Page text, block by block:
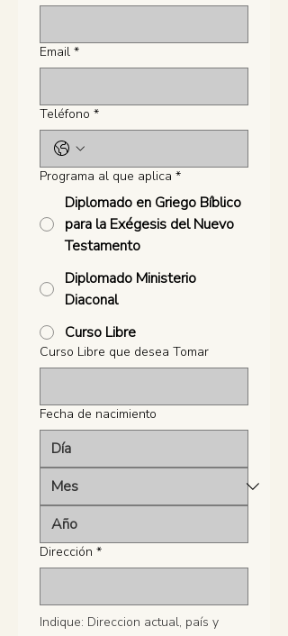
Email *
Teléfono *
Programa al que aplica *
Diplomado en Griego Bíblico
para la Exégesis del Nuevo
Testamento
Diplomado Ministerio
Diaconal
Curso Libre
Curso Libre que desea Tomar
Fecha de nacimiento
Dirección *
Indique: Direccion actual, país y